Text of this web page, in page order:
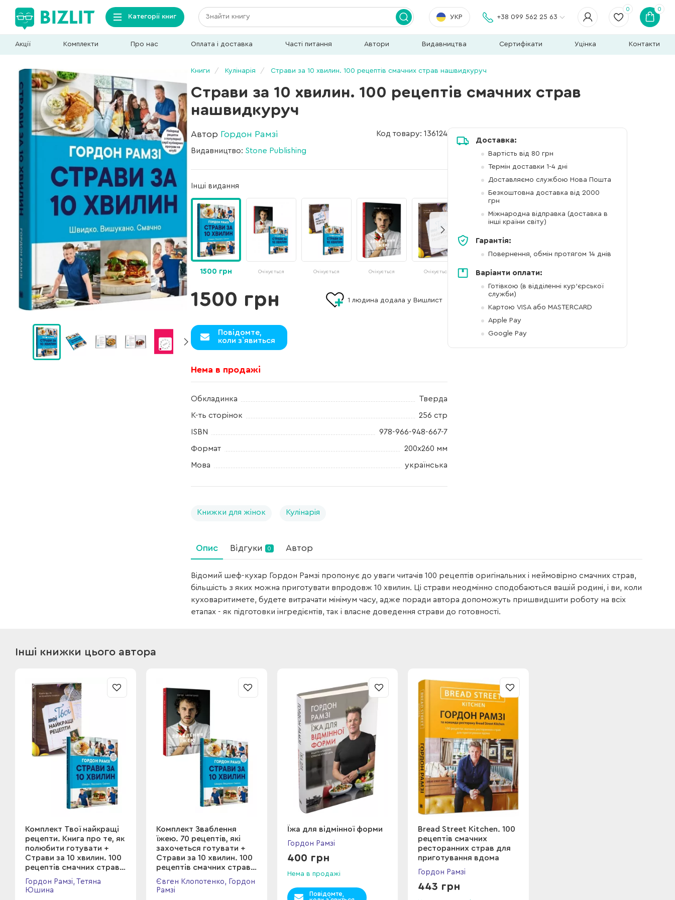
Категорії книг УКР +38 099 562 25 63
0 0
Акції Комплекти Про нас Оплата і доставка Часті питання Автори Видавництва Сертифікати Уцінка Контакти
Книги Кулінарія Страви за 10 хвилин. 100 рецептів смачних страв нашвидкуруч
Страви за 10 хвилин. 100 рецептів смачних страв
нашвидкуруч
Автор Гордон Рамзі
Видавництво: Stone Publishing
Код товару: 136124
Інші видання
1500 грн Очікується Очікується Очікується Очікується
1500 грн
Повідомте,
коли з`явиться
1 людина додала у Вишлист
Нема в продажі
Обкладинка Тверда
К-ть сторінок 256 стр
ISBN 978-966-948-667-7
Формат 200х260 мм
Мова українська
Книжки для жінок Кулінарія
Доставка:
Вартість від 80 грн
Термін доставки 1-4 дні
Доставляємо службою Нова Пошта
Безкоштовна доставка від 2000
грн
Міжнародна відправка (доставка в
інші країни світу)
Гарантія:
Повернення, обмін протягом 14 днів
Варіанти оплати:
Готівкою (в відділенні кур'єрської
служби)
Картою VISA або MASTERCARD
Apple Pay
Google Pay
Опис Відгуки 0 Автор
Відомий шеф-кухар Гордон Рамзі пропонує до уваги читачів 100 рецептів оригінальних і неймовірно смачних страв,
більшість з яких можна приготувати впродовж 10 хвилин. Ці страви неодмінно сподобаються вашій родині, і ви, коли
куховаритимете, будете витрачати мінімум часу, адже поради автора допоможуть пришвидшити роботу на всіх
етапах - як підготовки інгредієнтів, так і власне доведення страви до готовності.
Інші книжки цього автора
Комплект Твої найкращі
рецепти. Книга про те, як
полюбити готувати +
Страви за 10 хвилин. 100
рецептів смачних страв
нашвидкуруч
Гордон Рамзі, Тетяна
Юшина
Комплект Зваблення
їжею. 70 рецептів, які
захочеться готувати +
Страви за 10 хвилин. 100
рецептів смачних страв
нашвидкуруч
Євген Клопотенко, Гордон
Рамзі
Їжа для відмінної форми
Гордон Рамзі
400 грн
Нема в продажі
Повідомте,
Bread Street Kitchen. 100
рецептів смачних
ресторанних страв для
приготування вдома
Гордон Рамзі
443 грн